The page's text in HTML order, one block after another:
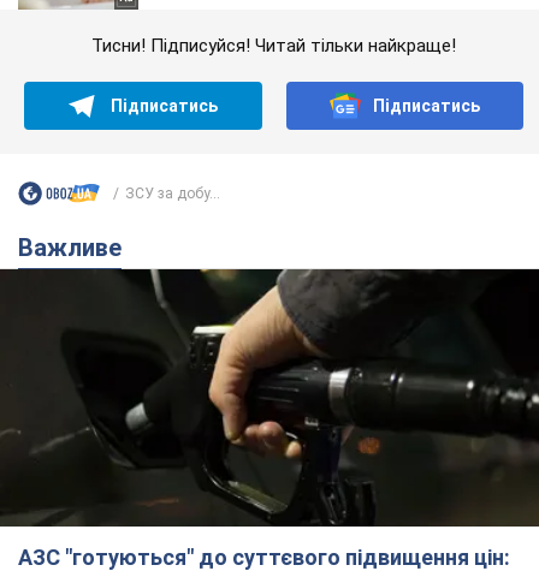
Тисни! Підписуйся! Читай тільки найкраще!
Підписатись Підписатись
ЗСУ за добу...
Важливе
АЗС "готуються" до суттєвого підвищення цін: